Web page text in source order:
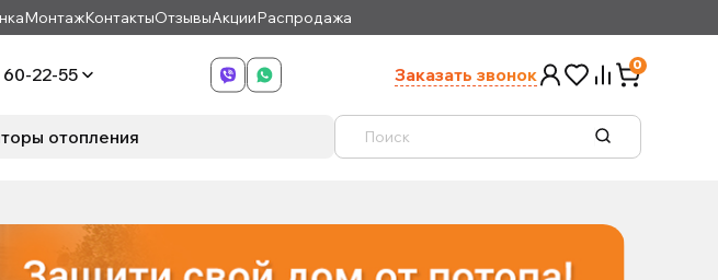
МонтажКонтактыОтзывыАкцииРаспродажа
22-55 Заказать звонок 0
отопления